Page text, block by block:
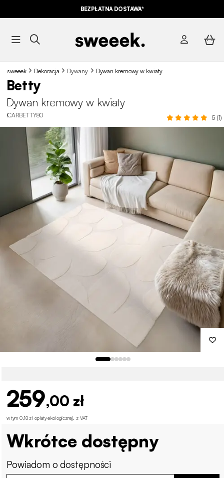
BEZPŁATNA DOSTAWA*
sweeek Dekoracja Dywany Dywan kremowy w kwiaty
Betty
Dywan kremowy w kwiaty
ICARBETTY80 5 (1)
259,00 zł
w tym 0,18 zł opłaty ekologicznej z VAT
Wkrótce dostępny
Powiadom o dostępności